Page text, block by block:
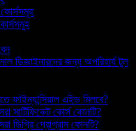
কোর্সসমূহ
জন্য অপরিহার্য টুল
ফাইন্যান্সিয়াল এইড মিলবে?
সার্টিফিকেট কোর্স কোনটি?
ডিগ্রি প্রোগ্রাম কোনটি?